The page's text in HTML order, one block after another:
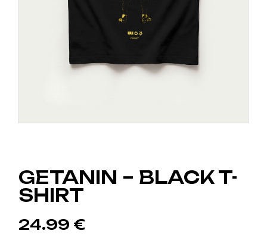
GETANIN – BLACK T-
SHIRT
24.99 €